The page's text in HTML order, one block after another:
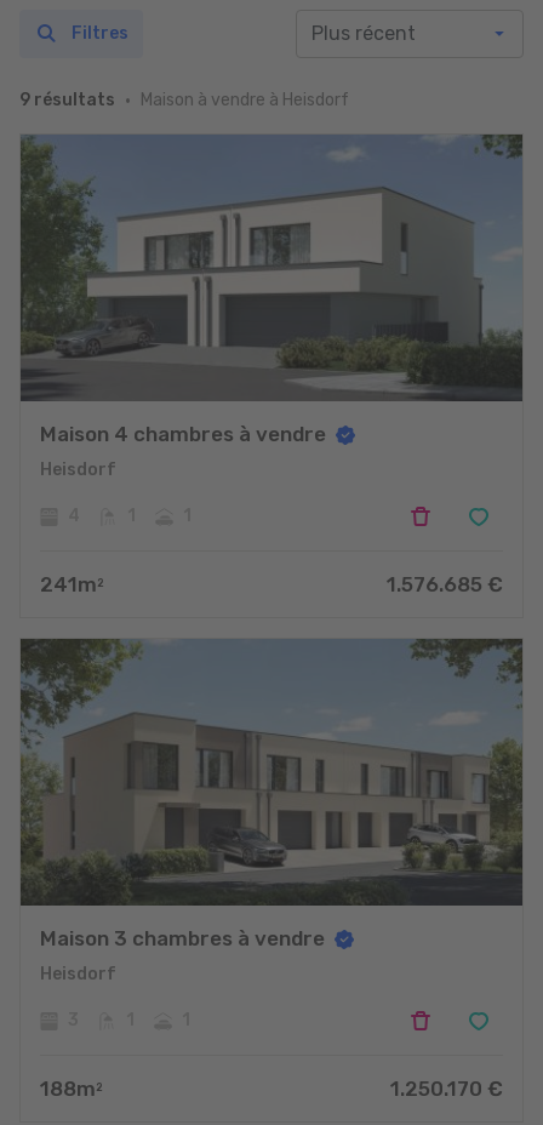
9 résultats Maison à vendre à Heisdorf
Filtres
Maison 4 chambres à vendre
Heisdorf
241m 2 1.576.685 €
Maison 3 chambres à vendre
Heisdorf
188m 2 1.250.170 €